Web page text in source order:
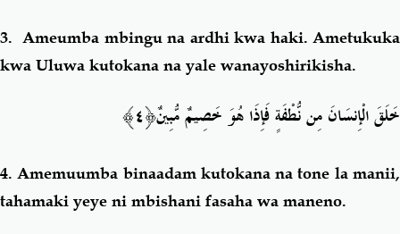
3. Ameumba mbingu na ardhi kwa haki. Ametukuka
kwa Uluwa kutokana na yale wanayoshirikisha.
خَلَقَ الْإِنسَانَ مِن نُّطْفَةٍ فَإِذَا هُوَ خَصِيمٌ مُّبِينٌ﴿٤﴾
4.Amemuumba binaadam kutokana na tone la manii,
tahamaki yeye ni mbishani fasaha wa maneno.